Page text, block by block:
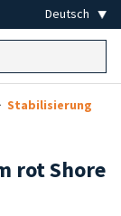
Stabilisierung
rot Shore